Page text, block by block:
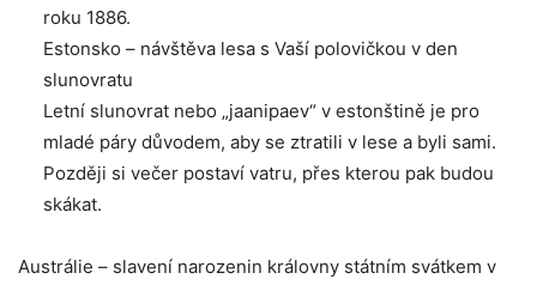
roku 1886.
Estonsko – návštěva lesa s Vaší polovičkou v den
slunovratu
Letní slunovrat nebo „jaanipaev“ v estonštině je pro
mladé páry důvodem, aby se ztratili v lese a byli sami.
Později si večer postaví vatru, přes kterou pak budou
skákat.
Austrálie – slavení narozenin královny státním svátkem v